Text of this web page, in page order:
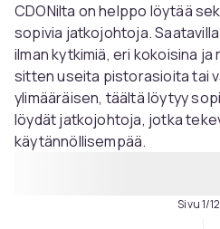
CDONilta on helppo löytää
sopivia jatkojohtoja.
ilman kytkimiä, eri kokoisina
sitten useita pistorasioita tai
ylimääräisen, täältä löytyy
löydät jatkojohtoja, jotka
käytännöllisempää.
Sivu 1/